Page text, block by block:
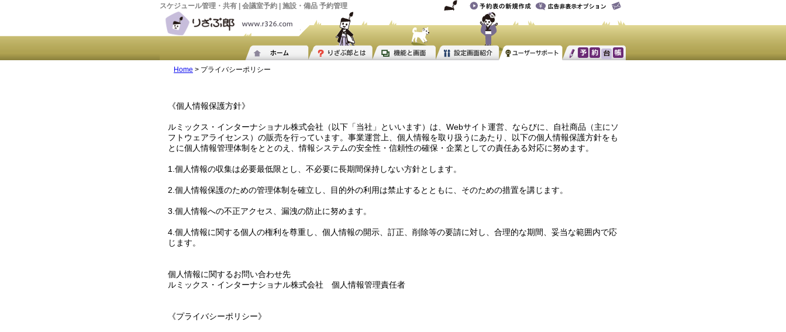
スケジュール管理・共有 | 会議室予約 | 施設・備品 予約管理
Home > プライバシーポリシー
《個人情報保護方針》
ルミックス・インターナショナル株式会社（以下「当社」といいます）は、Webサイト運営、ならびに、自社商品（主にソ
フトウェアライセンス）の販売を行っています。事業運営上、個人情報を取り扱うにあたり、以下の個人情報保護方針をも
とに個人情報管理体制をととのえ、情報システムの安全性・信頼性の確保・企業としての責任ある対応に努めます。
1.個人情報の収集は必要最低限とし、不必要に長期間保持しない方針とします。
2.個人情報保護のための管理体制を確立し、目的外の利用は禁止するとともに、そのための措置を講じます。
3.個人情報への不正アクセス、漏洩の防止に努めます。
4.個人情報に関する個人の権利を尊重し、個人情報の開示、訂正、削除等の要請に対し、合理的な期間、妥当な範囲内で応
じます。
個人情報に関するお問い合わせ先
ルミックス・インターナショナル株式会社 個人情報管理責任者
《プライバシーポリシー》